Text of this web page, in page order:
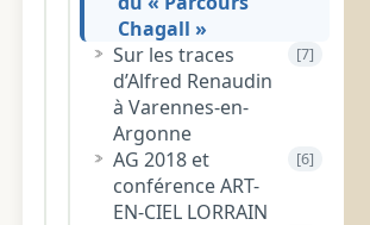
Chagall »
Sur les traces
d’Alfred Renaudin
à Varennes-en-
Argonne
[7]
AG 2018 et
conférence ART-
EN-CIEL LORRAIN
[6]